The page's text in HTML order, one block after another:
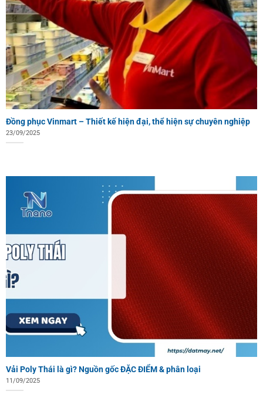
Đồng phục Vinmart – Thiết kế hiện đại, thể hiện sự chuyên nghiệp
23/09/2025
Vải Poly Thái là gì? Nguồn gốc ĐẶC ĐIỂM & phân loại
11/09/2025